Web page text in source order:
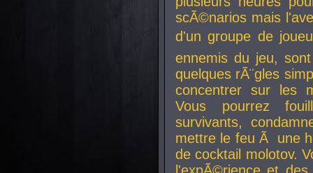
scÃ©narios mais
d'un groupe de
ennemis du jeu,
quelques rÃ¨gles
concentrer sur les
Vous pourrez
survivants,
mettre le feu Ã une
de cocktail molotov.